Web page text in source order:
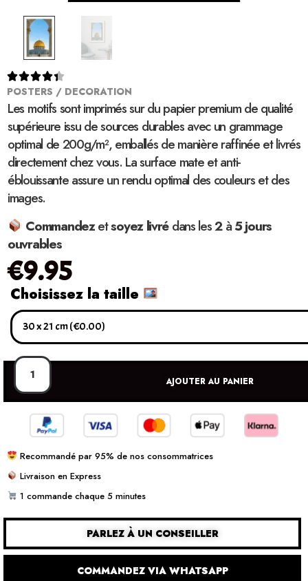

POSTERS / DECORATION
Les motifs sont imprimés sur du papier premium de qualité
supérieure issu de sources durables avec un grammage
optimal de 200g/m², emballés de manière raffinée et livrés
directement chez vous. La surface mate et anti-
éblouissante assure un rendu optimal des couleurs et des
images.
Commandezetsoyez livrédans les2à5 jours
ouvrables
€9.95
Choisissez la taille
AJOUTER AU PANIER
Recommandé par 95% de nos consommatrices
Livraison en Express
1 commande chaque 5 minutes
PARLEZ À UN CONSEILLER
COMMANDEZ VIA WHATSAPP